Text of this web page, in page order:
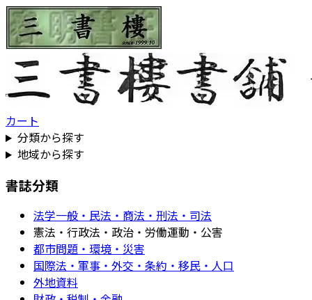
カート
分類から探す
地域から探す
書誌分類
法学一般・民法・商法・刑法・司法
憲法・行政法・政治・労働運動・公害
都市問題・環境・災害
国際法・軍事・外交・条約・移民・人口
外地資料